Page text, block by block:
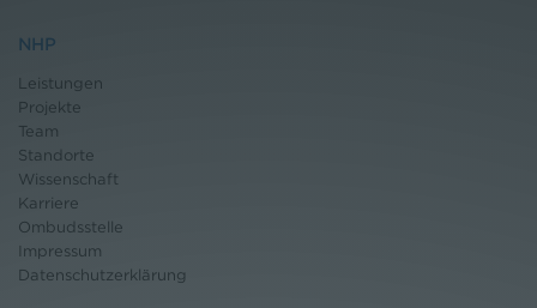
NHP
Leistungen
Projekte
Team
Standorte
Wissenschaft
Karriere
Ombudsstelle
Impressum
Datenschutzerklärung